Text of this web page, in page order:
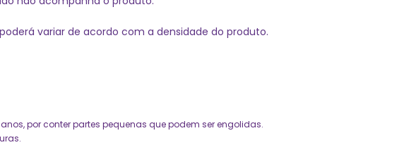
variar de acordo com a densidade do produto.
por conter partes pequenas que podem ser engolidas.